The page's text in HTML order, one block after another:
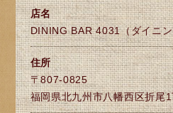
店名
DINING BAR 4031（ダイニ
住所
〒807-0825
福岡県北九州市八幡西区折尾